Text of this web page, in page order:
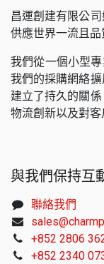
昌運創建有限公
供應世界一流且品
我們從一個小型
我們的採購網絡
建立了持久的關
物流創新以及對
與我們保持互
聯絡我們
+852 2806
+852 2340